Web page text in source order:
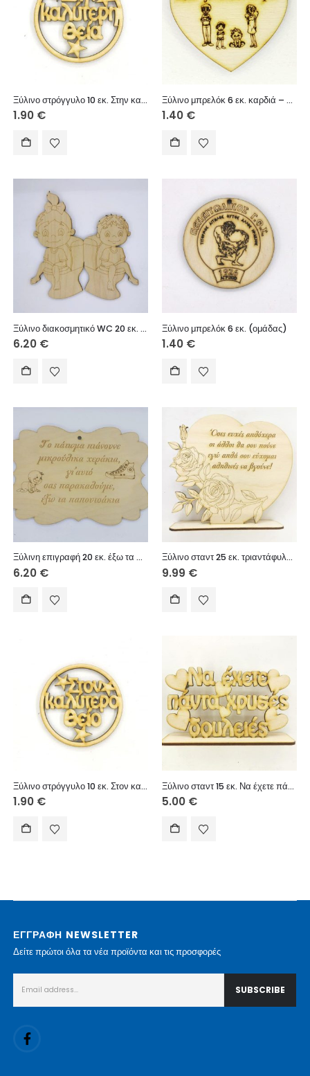
Ξύλινο στρόγγυλο 10 εκ. Στην καλύτερη θεία
1.90 €
Ξύλινο μπρελόκ 6 εκ. καρδιά – Στην γυναικούλα μου (οικογένεια
1.40 €
Ξύλινο διακοσμητικό WC 20 εκ. (αγόρι – κορίτσι)
6.20 €
Ξύλινο μπρελόκ 6 εκ. (ομάδας)
1.40 €
Ξύλινη επιγραφή 20 εκ. έξω τα παπουτσάκια
6.20 €
Ξύλινο σταντ 25 εκ. τριαντάφυλλα (κείμενο επιλογής σας)
9.99 €
Ξύλινο στρόγγυλο 10 εκ. Στον καλύτερο θείο
1.90 €
Ξύλινο σταντ 15 εκ. Να έχετε πάντα χρυσές δουλειές
5.00 €
ΕΓΓΡΑΦΗ NEWSLETTER
Δείτε πρώτοι όλα τα νέα προϊόντα και τις προσφορές